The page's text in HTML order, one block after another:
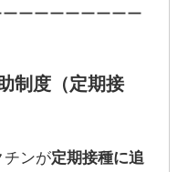
ーーーーーーーー
制度（定期接
チンが定期接種に追